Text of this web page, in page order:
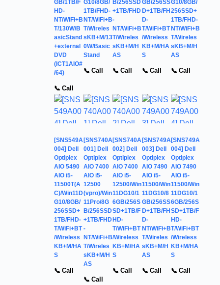
GB/1TB/F
HD-
NT/WiFi+B
T/130W/B
asicStand
+external
DVD
(ICT1AIO#
/64)
📞 Call
G10/8GB/
1TB/FHD-
NT/WiFi+B
T/Wireles
sKB+M/13
0W/Basic
Stand
📞 Call
B/256SSD
+1TB/FHD
-
NT/WiFi+B
T/Wireles
sKB+M/H
AS
📞 Call
GB/256SS
D+1TB/FH
D-
T/WiFi+BT
/Wireless
KB+M/HA
S
📞 Call
G10/8GB/
256SSD+
1TB/FHD-
NT/WiFi+B
T/Wireles
sKB+M/H
AS
📞 Call
[SNS549A
004] Dell
Optiplex
AIO 5490
AIO i5-
11500T(A
C)/Win11D
G10/8GB/
256SSD+
1TB/FHD-
T/WiFi+BT
/Wireless
KB+M/HA
S
📞 Call
[SNS740A
001] Dell
Optiplex
AIO 7400
AIO i5-
12500
(vpro)/Win
11Pro/8G
B/256SSD
+1TB/FHD
-
NT/WiFi+B
T/Wireles
sKB+M/H
AS
📞 Call
[SNS740A
002] Dell
Optiplex
AIO 7400
AIO i5-
12500/Win
11DG10/1
6GB/256S
SD+1TB/F
HD-
T/WiFi+BT
/Wireless
KB+M/HA
S
📞 Call
[SNS749A
003] Dell
Optiplex
AIO 7490
AIO i5-
11500/Win
11DG10/8
GB/256SS
D+1TB/FH
D-
NT/WiFi+B
T/Wireles
sKB+M/H
AS
📞 Call
[SNS749A
004] Dell
Optiplex
AIO 7490
AIO i5-
11500/Win
11DG10/1
6GB/256S
SD+1TB/F
HD-
T/WiFi+BT
/Wireless
KB+M/HA
S
📞 Call